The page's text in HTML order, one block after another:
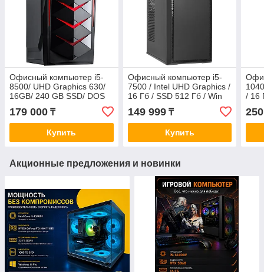
Офисный компьютер i5-
8500/ UHD Graphics 630/
16GB/ 240 GB SSD/ DOS
179 000 ₸
Купить
Офисный компьютер i5-
7500 / Intel UHD Graphics /
16 Гб / SSD 512 Гб / Win
149 999₸
Купить
/ 16
Акционные предложения и новинки